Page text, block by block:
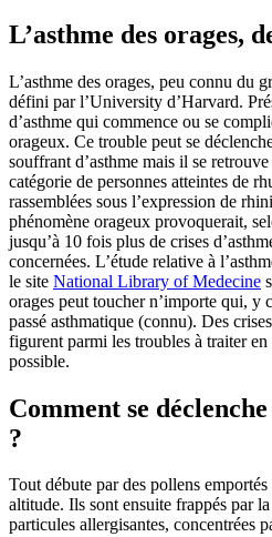
L’asthme des orages,
L’asthme des orages, peu connu du
défini par l’University d’Harvard.
d’asthme qui commence ou se
orageux. Ce trouble peut se
souffrant d’asthme mais il se
catégorie de personnes atteintes de
rassemblées sous l’expression de
phénomène orageux provoquerait,
jusqu’à 10 fois plus de crises
concernées. L’étude relative à
le site National Library of Medecine
orages peut toucher n’importe qui, y
passé asthmatique (connu). Des
figurent parmi les troubles à traiter
possible.
Comment se
?
Tout débute par des pollens
altitude. Ils sont ensuite frappés par
particules allergisantes, concentrées